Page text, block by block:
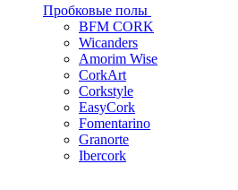
Пробковые полы
BFM CORK
Wicanders
Amorim Wise
CorkArt
Corkstyle
EasyCork
Fomentarino
Granorte
Ibercork